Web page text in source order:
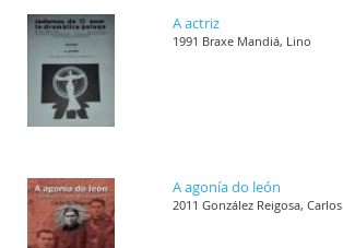
A actriz
1991 Braxe Mandiá, Lino
A agonía do león
2011 González Reigosa, Carlos